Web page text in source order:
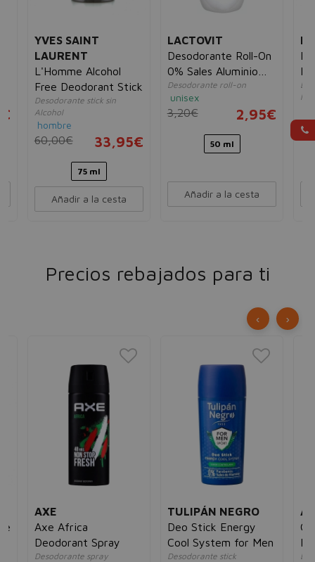
YVES SAINT
LAURENT
L'Homme Alcohol
Free Deodorant Stick
Desodorante stick sin
Alcohol
hombre
60,00€ 33,95€
75 ml
Añadir a la cesta
LACTOVIT
Desodorante Roll-On
0% Sales Aluminio
Extra Eficaz
Desodorante roll-on
unisex
3,20€ 2,95€
50 ml
Añadir a la cesta
Precios rebajados para ti
AXE
Axe Africa
Deodorant Spray
Desodorante spray
TULIPÁN NEGRO
Deo Stick Energy
Cool System for Men
Desodorante stick
‹ ›